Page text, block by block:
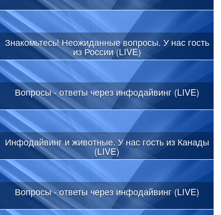
Знакомьтесь! Неожиданные вопросы. У нас гость
из России (LIVE)
Вопросы - ответы через инфодайвинг (LIVE)
Инфодайвинг и животные. У нас гость из Канады
(LIVE)
Вопросы - ответы через инфодайвинг (LIVE)